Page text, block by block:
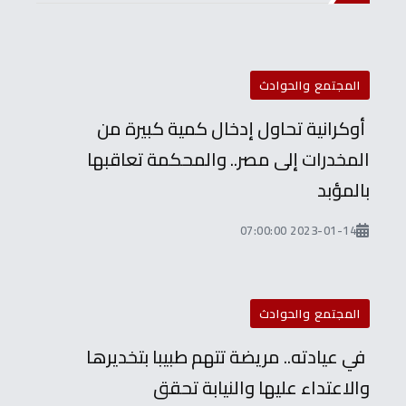
المجتمع والحوادث
أوكرانية تحاول إدخال كمية كبيرة من
المخدرات إلى مصر.. والمحكمة تعاقبها
بالمؤبد
2023-01-14 07:00:00
المجتمع والحوادث
في عيادته.. مريضة تتهم طبيبا بتخديرها
والاعتداء عليها والنيابة تحقق